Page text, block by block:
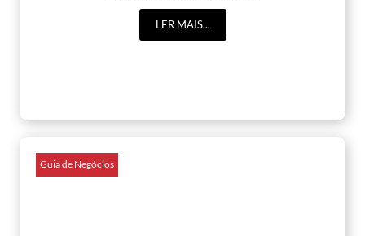
LER MAIS...
Guia de Negócios